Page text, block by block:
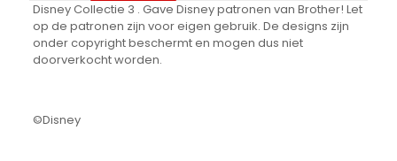
Disney Collectie 3 . Gave Disney patronen van Brother! Let
op de patronen zijn voor eigen gebruik. De designs zijn
onder copyright beschermt en mogen dus niet
doorverkocht worden.
©Disney